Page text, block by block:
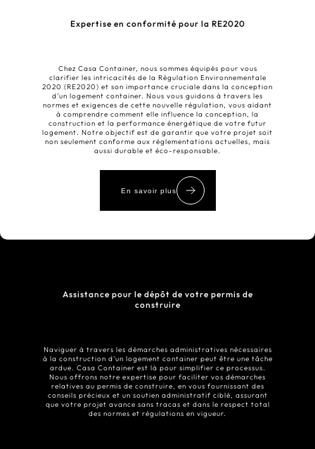
Expertise en conformité pour la RE2020
Chez Casa Container, nous sommes équipés pour vous
clarifier les intricacités de la Régulation Environnementale
2020 (RE2020) et son importance cruciale dans la conception
d’un logement container. Nous vous guidons à travers les
normes et exigences de cette nouvelle régulation, vous aidant
à comprendre comment elle influence la conception, la
construction et la performance énergétique de votre futur
logement. Notre objectif est de garantir que votre projet soit
non seulement conforme aux réglementations actuelles, mais
aussi durable et éco-responsable.
En savoir plus
Assistance pour le dépôt de votre permis de
construire
Naviguer à travers les démarches administratives nécessaires
à la construction d’un logement container peut être une tâche
ardue. Casa Container est là pour simplifier ce processus.
Nous offrons notre expertise pour faciliter vos démarches
relatives au permis de construire, en vous fournissant des
conseils précieux et un soutien administratif ciblé, assurant
que votre projet avance sans tracas et dans le respect total
des normes et régulations en vigueur.